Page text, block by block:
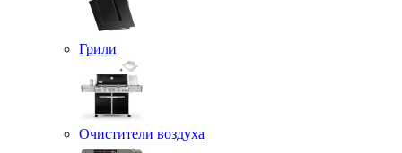
Грили
Очистители воздуха